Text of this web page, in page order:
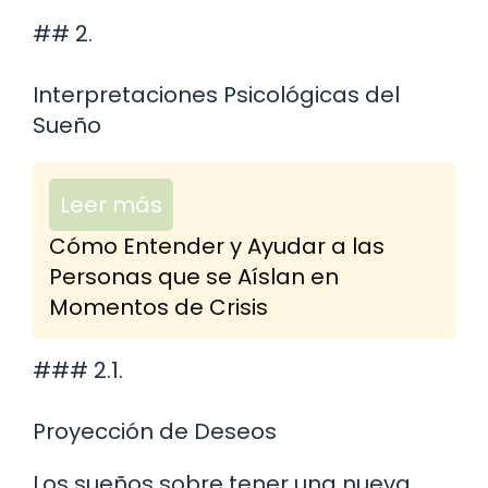
## 2.
Interpretaciones Psicológicas del
Sueño
Leer más
Cómo Entender y Ayudar a las
Personas que se Aíslan en
Momentos de Crisis
### 2.1.
Proyección de Deseos